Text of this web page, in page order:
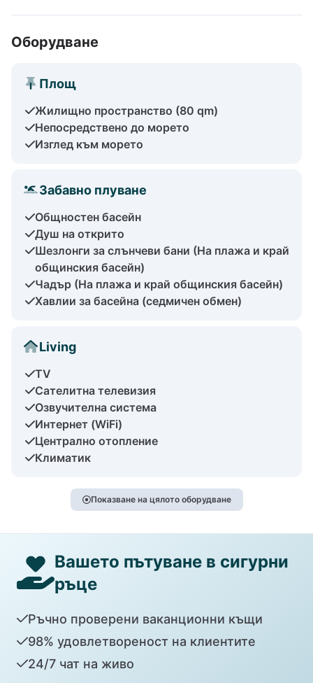
Оборудване
Площ
Жилищно пространство (80 qm)
Непосредствено до морето
Изглед към морето
Забавно плуване
Общностен басейн
Душ на открито
Шезлонги за слънчеви бани (На плажа и край
общинския басейн)
Чадър (На плажа и край общинския басейн)
Хавлии за басейна (седмичен обмен)
Living
TV
Сателитна телевизия
Озвучителна система
Интернет (WiFi)
Централно отопление
Климатик
Показване на цялото оборудване
Вашето пътуване в сигурни
ръце
Ръчно проверени ваканционни къщи
98% удовлетвореност на клиентите
24/7 чат на живо